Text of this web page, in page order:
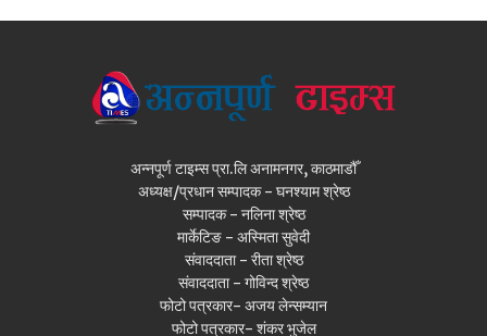
अन्नपूर्ण टाइम्स प्रा.लि अनामनगर, काठमाडौँ
अध्यक्ष/प्रधान सम्पादक - घनश्याम श्रेष्ठ
सम्पादक - नलिना श्रेष्ठ
मार्केटिङ - अस्मिता सुवेदी
संवाददाता - रीता श्रेष्ठ
संवाददाता - गोविन्द श्रेष्ठ
फोटो पत्रकार- अजय लेन्सम्यान
फोटो पत्रकार- शंकर भुजेल